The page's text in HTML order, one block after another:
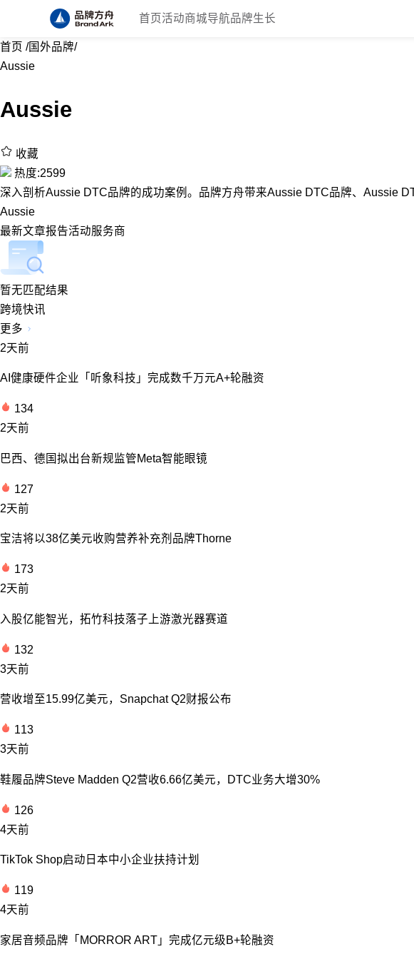
首页 活动商城导航品牌生长
首页 /国外品牌/
Aussie
Aussie
收藏
热度:2599
深入剖析Aussie DTC品牌的成功案例。品牌方舟带来Aussie DTC品牌、Aussie
Aussie
最新文章报告活动服务商
暂无匹配结果
跨境快讯
更多
2天前
AI健康硬件企业「听象科技」完成数千万元A+轮融资
134
2天前
巴西、德国拟出台新规监管Meta智能眼镜
127
2天前
宝洁将以38亿美元收购营养补充剂品牌Thorne
173
2天前
入股亿能智光，拓竹科技落子上游激光器赛道
132
3天前
营收增至15.99亿美元，Snapchat Q2财报公布
113
3天前
鞋履品牌Steve Madden Q2营收6.66亿美元，DTC业务大增30%
126
4天前
TikTok Shop启动日本中小企业扶持计划
119
4天前
家居音频品牌「MORROR ART」完成亿元级B+轮融资